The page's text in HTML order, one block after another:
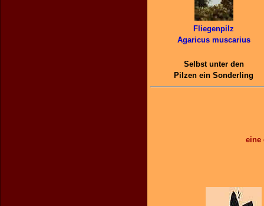
Fliegenpilz
Agaricus muscarius
Selbst unter den
Pilzen ein Sonderling
eine